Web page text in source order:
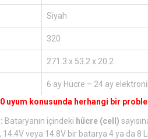
Siyah
320
271.3 x 53.2 x 20.2
6 ay Hücre – 24 ay
uyum konusunda herhangi bir
Bataryanın içindeki hücre (cell)
14.4V veya 14.8V bir batarya 4 ya da 8